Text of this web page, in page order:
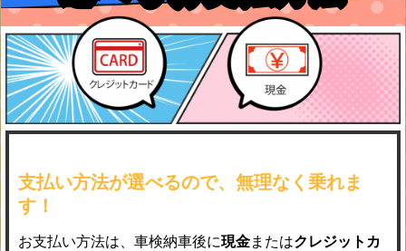
支払い方法が選べるので、無理なく乗れま
す！
お支払い方法は、車検納車後に現金またはクレジットカ